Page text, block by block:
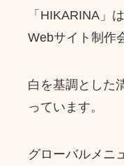
「HIKARINA」
Webサイト制作
白を基調とした
っています。
グローバルメニ